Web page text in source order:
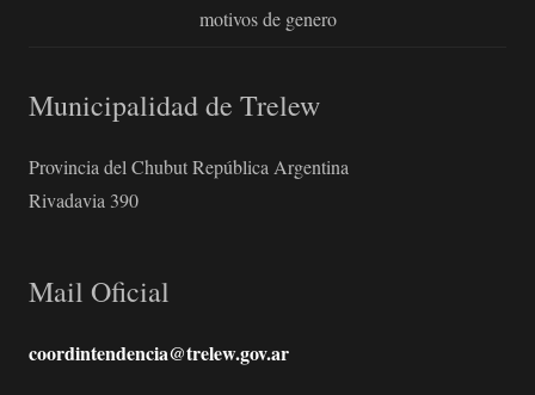
motivos de genero
Municipalidad de Trelew
Provincia del Chubut República Argentina
Rivadavia 390
Mail Oficial
coordintendencia@trelew.gov.ar